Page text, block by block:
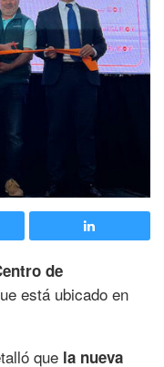
de
está ubicado en
que la nueva